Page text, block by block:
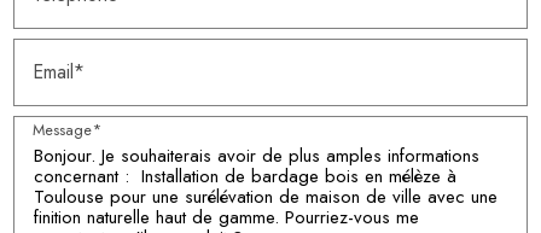
Email*
Message*